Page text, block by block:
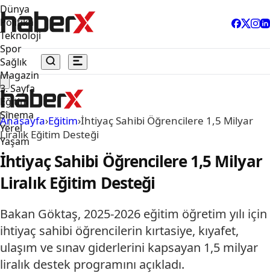
Dünya
Politika
Teknoloji
Spor
Sağlık
Magazin
3. Sayfa
Eğitim
Sinema
Yerel
Yaşam
Anasayfa›Eğitim›İhtiyaç Sahibi Öğrencilere 1,5 Milyar
Liralık Eğitim Desteği
İhtiyaç Sahibi Öğrencilere 1,5 Milyar
Liralık Eğitim Desteği
Bakan Göktaş, 2025-2026 eğitim öğretim yılı için
ihtiyaç sahibi öğrencilerin kırtasiye, kıyafet,
ulaşım ve sınav giderlerini kapsayan 1,5 milyar
liralık destek programını açıkladı.